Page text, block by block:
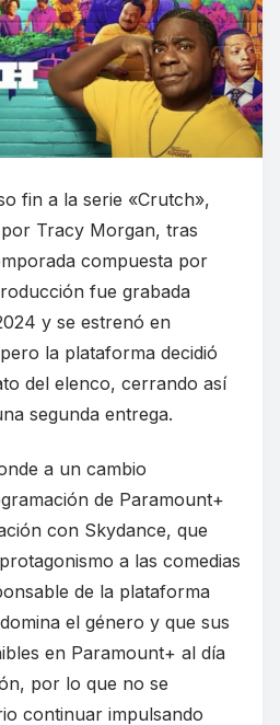
fin a la serie «Crutch»,
Tracy Morgan, tras
compuesta por
fue grabada
y se estrenó en
la plataforma decidió
del elenco, cerrando así
segunda entrega.
a un cambio
de Paramount+
con Skydance, que
a las comedias
de la plataforma
el género y que sus
en Paramount+ al día
por lo que no se
continuar impulsando